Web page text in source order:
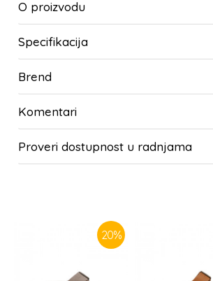
O proizvodu
Specifikacija
Brend
Komentari
Proveri dostupnost u radnjama
20%